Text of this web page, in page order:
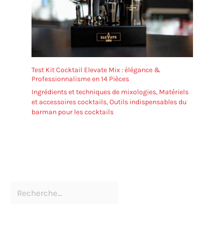
Test Kit Cocktail Elevate Mix : élégance &
Professionnalisme en 14 Pièces
Ingrédients et techniques de mixologies, Matériels
et accessoires cocktails,Outils indispensables du
barman pour les cocktails